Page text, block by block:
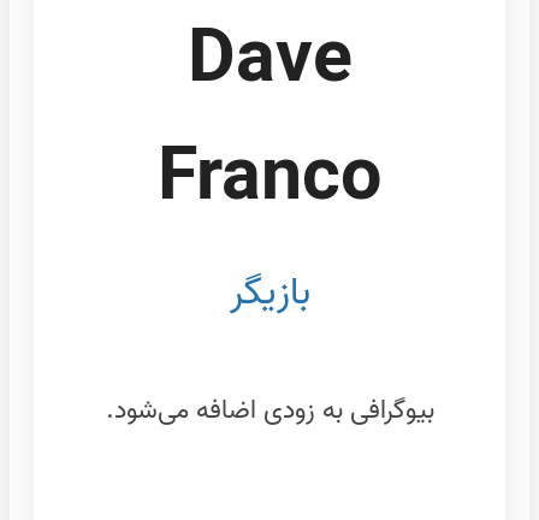
Dave
Franco
بازیگر
بیوگرافی به زودی اضافه می‌شود.